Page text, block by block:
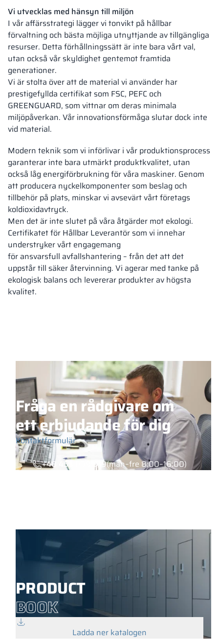
Vi utvecklas med hänsyn till miljön
I vår affärsstrategi lägger vi tonvikt på hållbar
förvaltning och bästa möjliga utnyttjande av tillgängliga
resurser. Detta förhållningssätt är inte bara vårt val,
utan också vår skyldighet gentemot framtida
generationer.
Vi är stolta över att de material vi använder har
prestigefyllda certifikat som FSC, PEFC och
GREENGUARD, som vittnar om deras minimala
miljöpåverkan. Vår innovationsförmåga slutar dock inte
vid material.
Modern teknik som vi införlivar i vår produktionsprocess
garanterar inte bara utmärkt produktkvalitet, utan
också låg energiförbrukning för våra maskiner. Genom
att producera nyckelkomponenter som beslag och
tillbehör på plats, minskar vi avsevärt vårt företags
koldioxidavtryck.
Men det är inte slutet på våra åtgärder mot ekologi.
Certifikatet för Hållbar Leverantör som vi innehar
understryker vårt engagemang
för ansvarsfull avfallshantering – från det att det
uppstår till säker återvinning. Vi agerar med tanke på
ekologisk balans och levererar produkter av högsta
kvalitet.
Fråga en rådgivare om
ett erbjudande för dig
Kontaktformulär
+48 453 039 919(mån–fre 8:00–16:00)
PRODUCT
BOOK
Ladda ner katalogen